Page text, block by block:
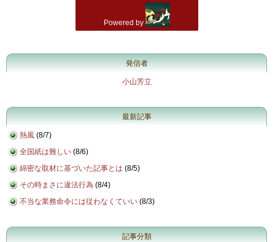
発信者
小山芳立
最新記事
熱風 (8/7)
全国紙は難しい (8/6)
綿密な取材に基づいた記事とは (8/5)
その時まさに違法行為 (8/4)
不当な業務命令には従わなくていい (8/3)
記事分類